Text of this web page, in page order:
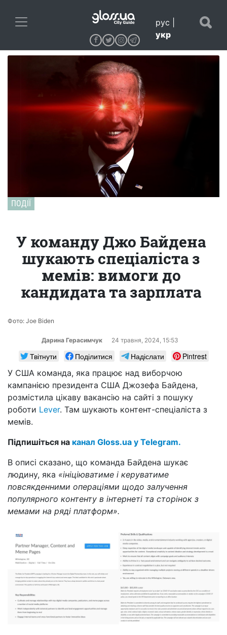
рус
укр
ПОДІЇ
У команду Джо Байдена
шукають спеціаліста з
мемів: вимоги до
кандидата та зарплата
Фото: Joe Biden
Дарина Герасимчук 24 травня, 2024, 15:53
Твітнути Поділитися Надіслати
Pintrest
У США команда, яка працює над виборчою
кампанією президента США Джозефа Байдена,
розмістила цікаву вакансію на сайті з пошуку
роботи Lever. Там шукають контент-спеціаліста з
мемів.
Підпишіться на канал Gloss.ua у Telegram.
В описі сказано, що команда Байдена шукає
людину, яка «ініціюватиме і керуватиме
повсякденними операціями щодо залучення
популярного контенту в інтернеті та сторінок з
мемами на ряді платформ».